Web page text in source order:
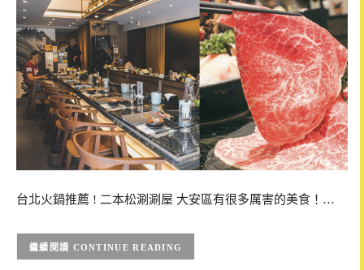
台北火鍋推薦 ! 二本松涮涮屋 大安區有很多厲害的美食！…
CONTINUE READING